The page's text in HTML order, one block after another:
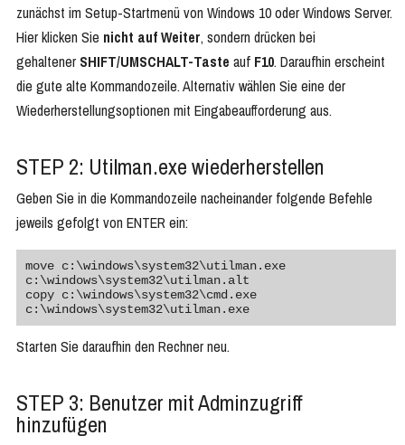
zunächst im Setup-Startmenü von Windows 10 oder Windows Server.
Hier klicken Sie nicht auf Weiter, sondern drücken bei
gehaltener SHIFT/UMSCHALT-Taste auf F10. Daraufhin erscheint
die gute alte Kommandozeile. Alternativ wählen Sie eine der
Wiederherstellungsoptionen mit Eingabeaufforderung aus.
STEP 2: Utilman.exe wiederherstellen
Geben Sie in die Kommandozeile nacheinander folgende Befehle
jeweils gefolgt von ENTER ein:
move c:\windows\system32\utilman.exe
c:\windows\system32\utilman.alt
copy c:\windows\system32\cmd.exe
c:\windows\system32\utilman.exe
Starten Sie daraufhin den Rechner neu.
STEP 3: Benutzer mit Adminzugriff
hinzufügen